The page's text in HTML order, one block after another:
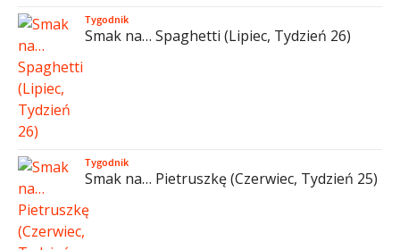
Tygodnik
Smak na… Spaghetti (Lipiec, Tydzień 26)
Tygodnik
Smak na… Pietruszkę (Czerwiec, Tydzień 25)